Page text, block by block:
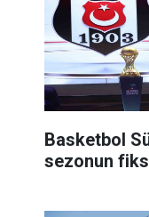
Basketbol
sezonun